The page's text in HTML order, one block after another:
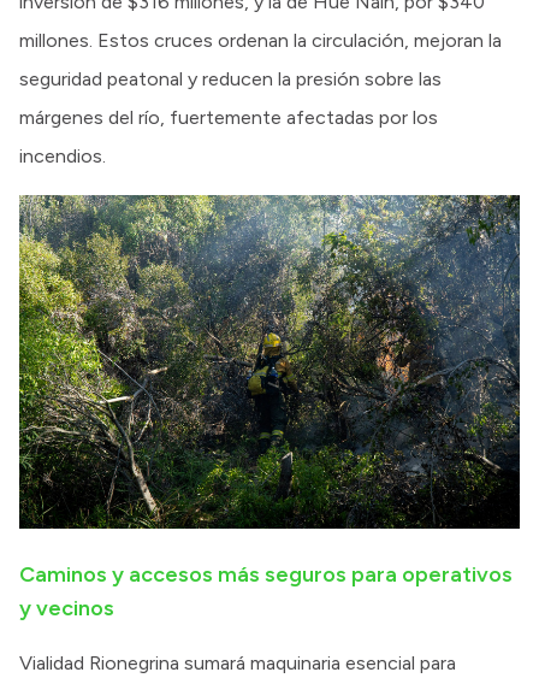
millones. Estos cruces ordenan la circulación, mejoran la
seguridad peatonal y reducen la presión sobre las
márgenes del río, fuertemente afectadas por los
incendios.
Caminos y accesos más seguros para operativos
y vecinos
Vialidad Rionegrina sumará maquinaria esencial para